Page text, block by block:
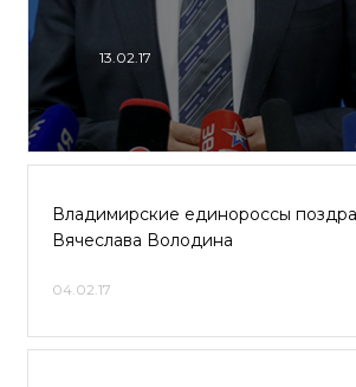
13.02.17
Владимирские единороссы
Вячеслава Володина
04.02.17